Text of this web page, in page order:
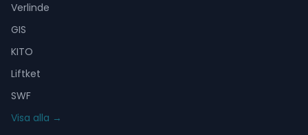
Verlinde
GIS
KITO
Liftket
SWF
Visa alla →